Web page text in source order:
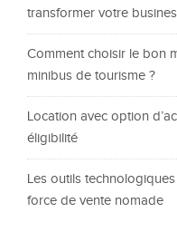
transformer votre
Comment choisir le bon
minibus de tourisme ?
Location avec option
éligibilité
Les outils
force de vente nomade